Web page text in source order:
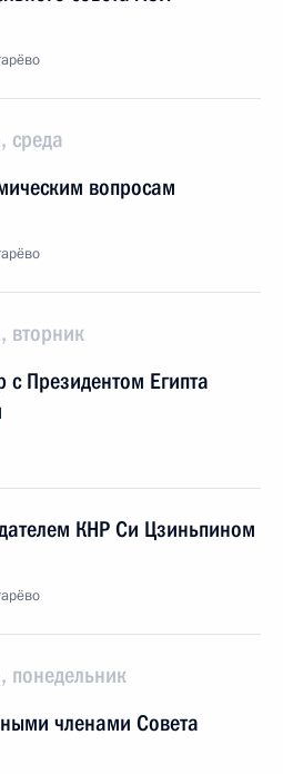
среда
вопросам
вторник
Президентом Египта
КНР Си Цзиньпином
понедельник
членами Совета